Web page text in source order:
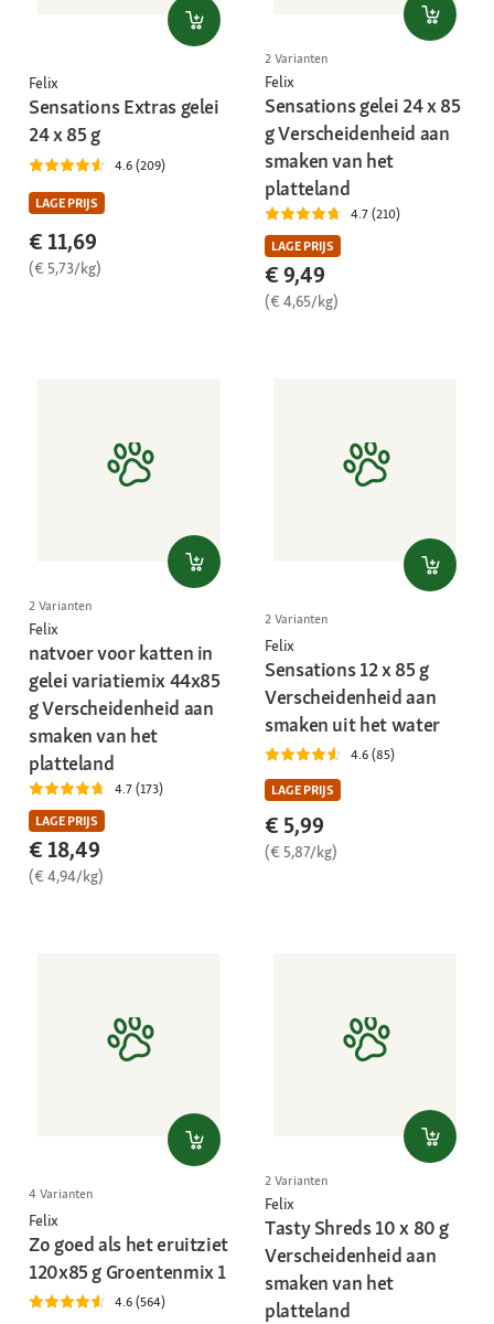
Felix
Sensations Extras gelei
24 x 85 g
4.6 (209)
LAGE PRIJS
€ 11,69
(€ 5,73/kg)
2 Varianten
Felix
Sensations gelei 24 x 85
g Verscheidenheid aan
smaken van het
platteland
4.7 (210)
LAGE PRIJS
€ 9,49
(€ 4,65/kg)
2 Varianten
Felix
natvoer voor katten in
gelei variatiemix 44x85
g Verscheidenheid aan
smaken van het
platteland
4.7 (173)
LAGE PRIJS
€ 18,49
(€ 4,94/kg)
2 Varianten
Felix
Sensations 12 x 85 g
Verscheidenheid aan
smaken uit het water
4.6 (85)
LAGE PRIJS
€ 5,99
(€ 5,87/kg)
4 Varianten
Felix
Zo goed als het eruitziet
120x85 g Groentenmix 1
4.6 (564)
2 Varianten
Felix
Tasty Shreds 10 x 80 g
Verscheidenheid aan
smaken van het
platteland